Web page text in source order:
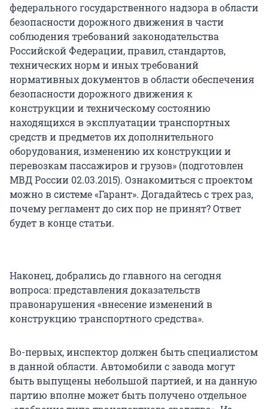
федерального государственного надзора в области
безопасности дорожного движения в части
соблюдения требований законодательства
Российской Федерации, правил, стандартов,
технических норм и иных требований
нормативных документов в области обеспечения
безопасности дорожного движения к
конструкции и техническому состоянию
находящихся в эксплуатации транспортных
средств и предметов их дополнительного
оборудования, изменению их конструкции и
перевозкам пассажиров и грузов» (подготовлен
МВД России 02.03.2015). Ознакомиться с проектом
можно в системе «Гарант». Догадайтесь с трех раз,
почему регламент до сих пор не принят? Ответ
будет в конце статьи.
Наконец, добрались до главного на сегодня
вопроса: представления доказательств
правонарушения «внесение изменений в
конструкцию транспортного средства».
Во-первых, инспектор должен быть специалистом
в данной области. Автомобили с завода могут
быть выпущены небольшой партией, и на данную
партию вполне может быть получено отдельное